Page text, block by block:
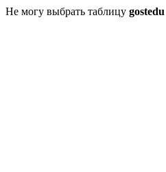
Не могу выбрать таблицу gostedu